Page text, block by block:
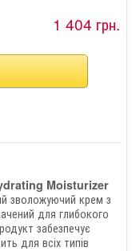
1 404 грн.
Moisturizer
зволожуючий крем з
для глибокого
забезпечує
для всіх типів